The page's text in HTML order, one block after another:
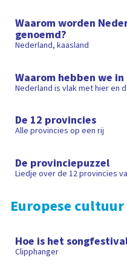
Waarom worden
genoemd?
Nederland, kaasland
Waarom hebben we
Nederland is vlak met hier en
De 12 provincies
Alle provincies op een rij
De provinciepuzzel
Liedje over de 12 provincies
Europese cultuur
Hoe is het
Clipphanger